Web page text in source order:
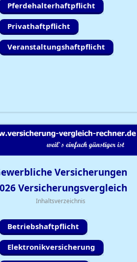
Pferdehalterhaftpflicht
Privathaftpflicht
Veranstaltungshaftpflicht
Versicherungen
Versicherungsvergleich
Inhaltsverzeichnis
Betriebshaftpflicht
Elektronikversicherung